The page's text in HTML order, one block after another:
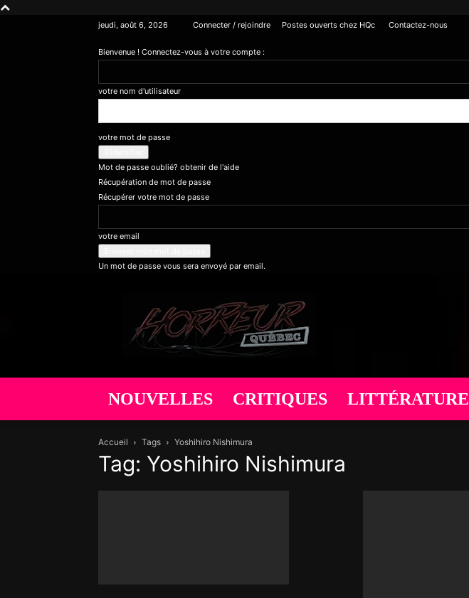
jeudi, août 6, 2026 Connecter / rejoindre Postes ouverts chez HQc
Contactez-nous
Bienvenue ! Connectez-vous à votre compte :
votre nom d'utilisateur
votre mot de passe
Mot de passe oublié? obtenir de l'aide
Récupération de mot de passe
Récupérer votre mot de passe
votre email
Un mot de passe vous sera envoyé par email.
Horreur
Québec
NOUVELLES CRITIQUES LITTÉRATURE
Accueil Tags Yoshihiro Nishimura
Tag: Yoshihiro Nishimura